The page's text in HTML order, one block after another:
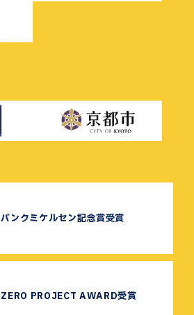
バンクミケルセン記念賞受賞
ZERO PROJECT AWARD受賞